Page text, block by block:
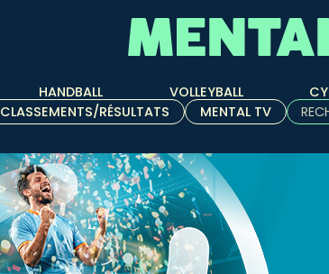
HANDBALL VOLLEYBALL
CLASSEMENTS/RÉSULTATS
MENTAL TV